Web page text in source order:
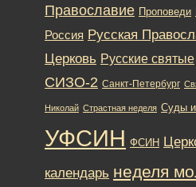
Православие Проповеди
Россия Русская
Церковь Русские святые
СИЗО-2 Санкт-Петербург
Николай Страстная неделя Суды
УФСИН ФСИН
календарь неделя